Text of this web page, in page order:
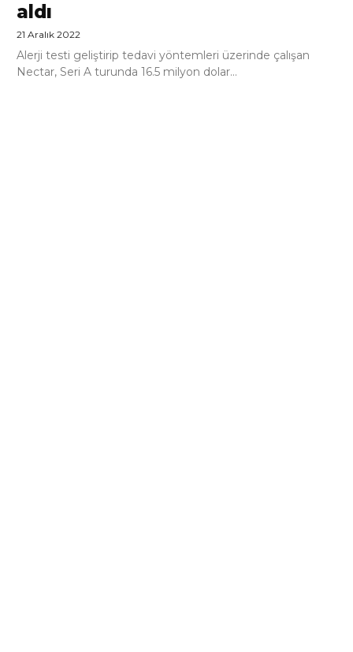
aldı
21 Aralık 2022
Alerji testi geliştirip tedavi yöntemleri üzerinde çalışan
Nectar, Seri A turunda 16.5 milyon dolar...